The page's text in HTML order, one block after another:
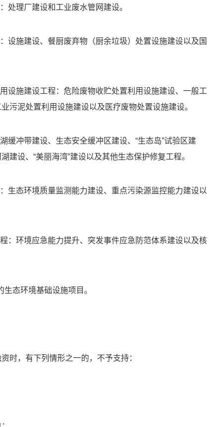
处理厂建设和工业废水管网建设。
设施建设、餐厨废弃物（厨余垃圾）处置设施建设以及国
设施建设工程：危险废物收贮处置利用设施建设、一般工
污泥处置利用设施建设以及医疗废物处置设施建设。
缓冲带建设、生态安全缓冲区建设、“生态岛”试验区建
建设、“美丽海湾”建设以及其他生态保护修复工程。
生态环境质量监测能力建设、重点污染源监控能力建设以
：环境应急能力提升、突发事件应急防范体系建设以及核
态环境基础设施项目。
时，有下列情形之一的，不予支持：